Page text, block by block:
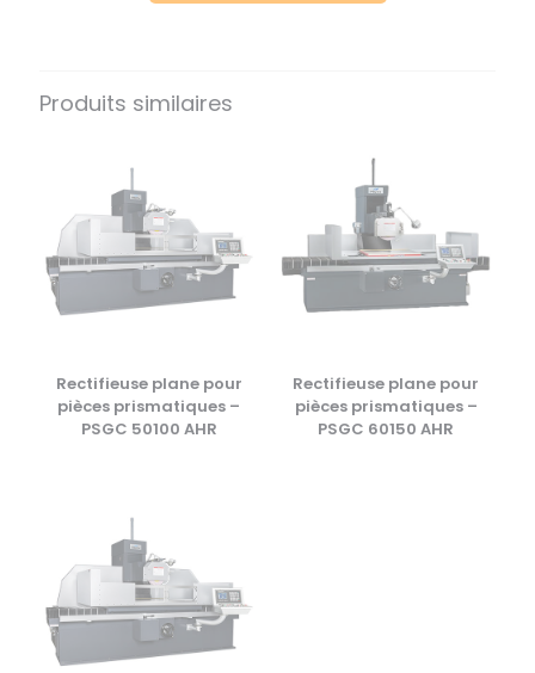
Produits similaires
Rectifieuse plane pour
pièces prismatiques –
PSGC 50100 AHR
Rectifieuse plane pour
pièces prismatiques –
PSGC 60150 AHR